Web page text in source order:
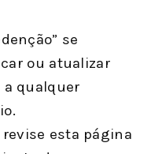
se
ou atualizar
a qualquer
esta página